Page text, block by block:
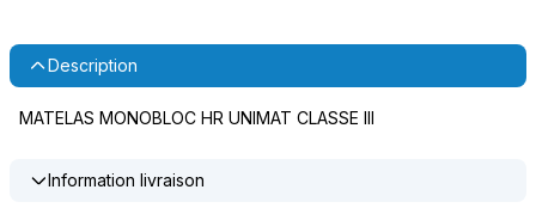
Description
MATELAS MONOBLOC HR UNIMAT CLASSE III
Information livraison